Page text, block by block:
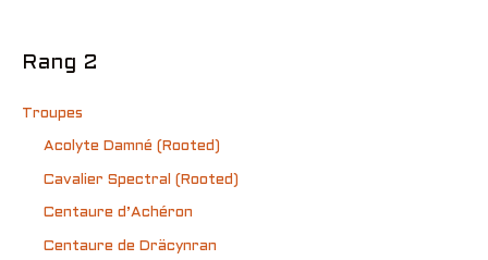
Rang 2
Troupes
Acolyte Damné (Rooted)
Cavalier Spectral (Rooted)
Centaure d’Achéron
Centaure de Dräcynran